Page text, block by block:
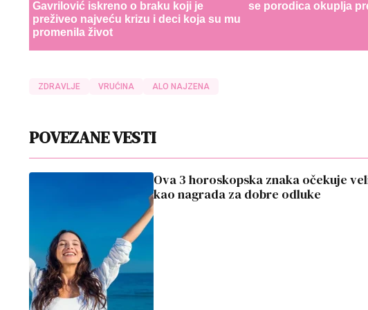
Gavrilović iskreno o braku koji je
preživeo najveću krizu i deci koja su mu
promenila život
se porodica okuplja
ZDRAVLJE VRUĆINA ALO NAJZENA
POVEZANE VESTI
Ova 3 horoskopska znaka očekuje
kao nagrada za dobre odluke